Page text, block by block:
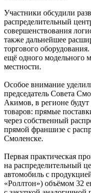
Участники обсудили
распределительный
совершенствования
также дальнейшее
торгового
ещё одного
местности.
Особое внимание
председатель Совета
Акимов, в регионе будут
товаров: прямые
через собственный
прямой франшизе с
Смоленске.
Первая практическая
на распределительный
автомобиль с
«Роллтон») объёмом 32